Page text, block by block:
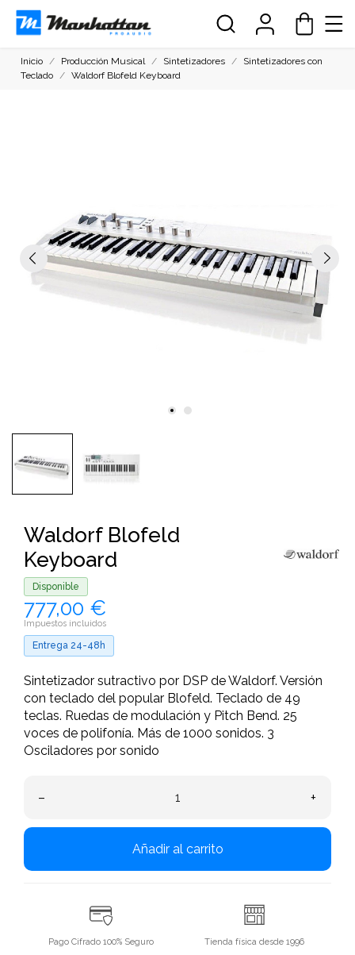
Inicio Producción Musical Sintetizadores
Sintetizadores con
Teclado
Waldorf Blofeld Keyboard
Waldorf Blofeld
Keyboard
Disponible
777,00 €
Impuestos incluidos
Entrega 24-48h
Sintetizador sutractivo por DSP de Waldorf. Versión
con teclado del popular Blofeld. Teclado de 49
teclas. Ruedas de modulación y Pitch Bend. 25
voces de polifonía. Más de 1000 sonidos. 3
Osciladores por sonido
– +
Añadir al carrito
Pago Cifrado 100% Seguro Tienda física desde 1996